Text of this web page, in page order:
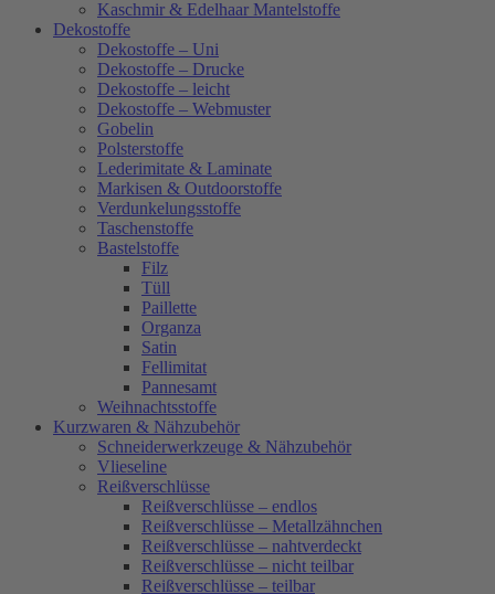
Kaschmir & Edelhaar Mantelstoffe
Dekostoffe
Dekostoffe – Uni
Dekostoffe – Drucke
Dekostoffe – leicht
Dekostoffe – Webmuster
Gobelin
Polsterstoffe
Lederimitate & Laminate
Markisen & Outdoorstoffe
Verdunkelungsstoffe
Taschenstoffe
Bastelstoffe
Filz
Tüll
Paillette
Organza
Satin
Fellimitat
Pannesamt
Weihnachtsstoffe
Kurzwaren & Nähzubehör
Schneiderwerkzeuge & Nähzubehör
Vlieseline
Reißverschlüsse
Reißverschlüsse – endlos
Reißverschlüsse – Metallzähnchen
Reißverschlüsse – nahtverdeckt
Reißverschlüsse – nicht teilbar
Reißverschlüsse – teilbar